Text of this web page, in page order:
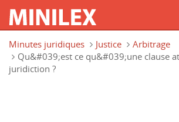
Minutes juridiques
Justice
Arbitrage
Qu&#039;est ce qu&#039;une clause
juridiction ?